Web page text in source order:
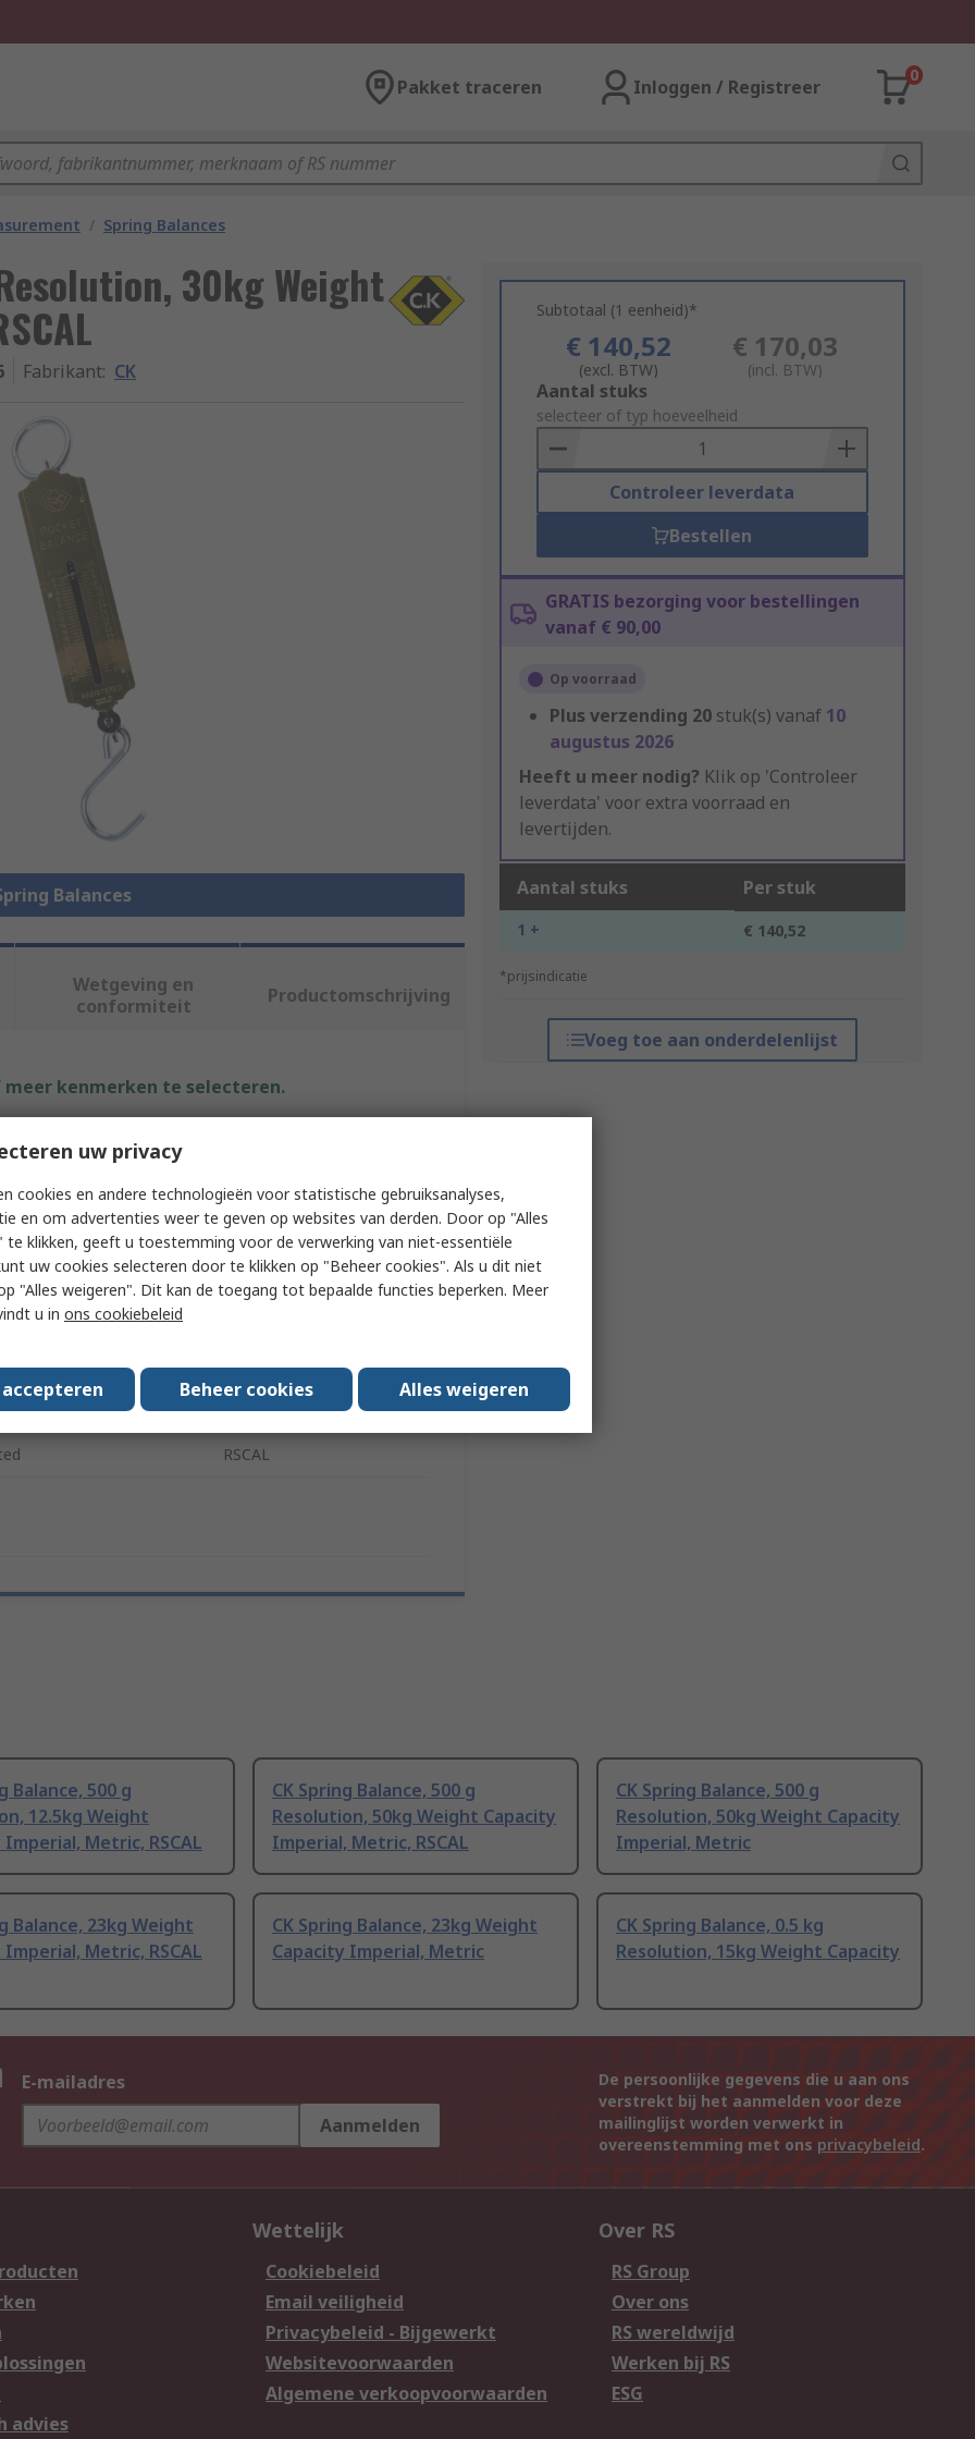
Pakket traceren Inloggen / Registreer
0
/ Spring Balances
30kg Weight
Fabrikant: CK
Balances
Subtotaal (1 eenheid)*
€ 140,52
(excl. BTW)
€ 170,03
(incl. BTW)
Add
to
Basket
Aantal stuks
selecteer of typ hoeveelheid
Controleer leverdata
Bestellen
GRATIS bezorging voor bestellingen
vanaf € 90,00
Op voorraad
Plus verzending 20 stuk(s) vanaf 10
augustus 2026
Heeft u meer nodig? Klik op 'Controleer
leverdata' voor extra voorraad en
levertijden.
Aantal stuks Per stuk
1 + € 140,52
*prijsindicatie
Voeg toe aan onderdelenlijst
Wetgeving en
conformiteit
Productomschrijving
kenmerken te selecteren.
CK
Capacity 30kg
0.5 kg
Type
Metric Imperial, Metric
Approvals RoHS/WEEE
RSCAL
Balance, 500 g
12.5kg Weight
Metric, RSCAL
CK Spring Balance, 500 g
Resolution, 50kg Weight Capacity
Imperial, Metric, RSCAL
CK Spring Balance, 500 g
Resolution, 50kg Weight Capacity
Imperial, Metric
Balance, 23kg Weight
Metric, RSCAL
CK Spring Balance, 23kg Weight
Capacity Imperial, Metric
CK Spring Balance, 0.5 kg
Resolution, 15kg Weight Capacity
E-mailadres
Aanmelden
De persoonlijke gegevens die u aan ons
verstrekt bij het aanmelden voor deze
mailinglijst worden verwerkt in
overeenstemming met ons privacybeleid.
advies
Wettelijk
Cookiebeleid
Email veiligheid
Privacybeleid - Bijgewerkt
Websitevoorwaarden
Algemene verkoopvoorwaarden
Over RS
RS Group
Over ons
RS wereldwijd
Werken bij RS
ESG
uw privacy
cookies en andere technologieën voor statistische gebruiksanalyses,
en om advertenties weer te geven op websites van derden. Door op "Alles
te klikken, geeft u toestemming voor de verwerking van niet-essentiële
uw cookies selecteren door te klikken op "Beheer cookies". Als u dit niet
"Alles weigeren". Dit kan de toegang tot bepaalde functies beperken. Meer
u in ons cookiebeleid
Beheer cookies Alles weigeren